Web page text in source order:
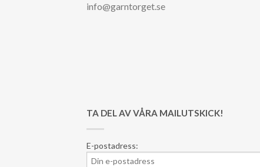
info@garntorget.se
TA DEL AV VÅRA MAILUTSKICK!
E-postadress: